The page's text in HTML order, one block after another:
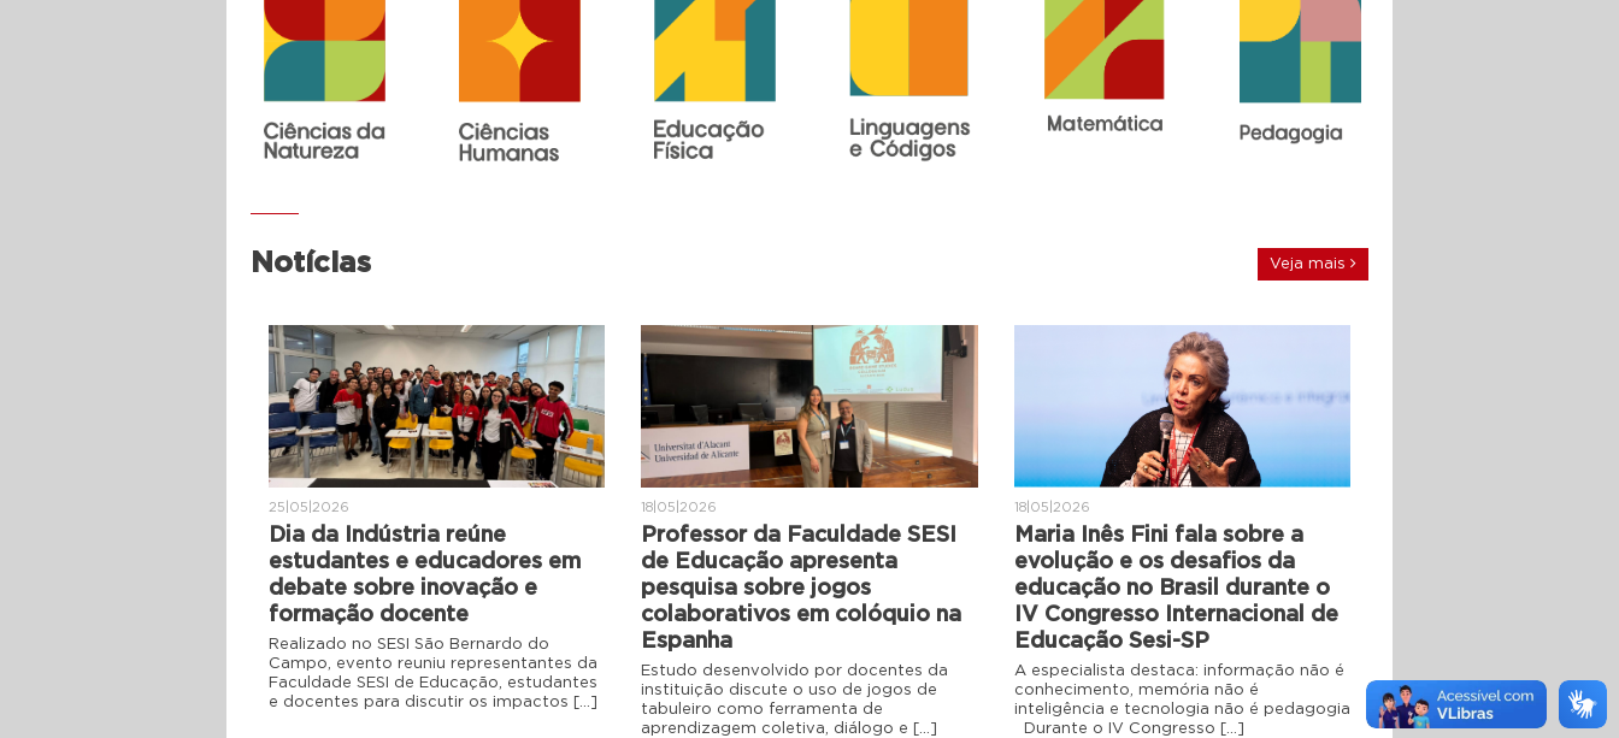
Notícias Veja mais
25|05|2026
Dia da Indústria reúne
estudantes e educadores em
debate sobre inovação e
formação docente
Realizado no SESI São Bernardo do
Campo, evento reuniu representantes da
Faculdade SESI de Educação, estudantes
e docentes para discutir os impactos […]
18|05|2026
Professor da Faculdade SESI
de Educação apresenta
pesquisa sobre jogos
colaborativos em colóquio na
Espanha
Estudo desenvolvido por docentes da
instituição discute o uso de jogos de
tabuleiro como ferramenta de
aprendizagem coletiva, diálogo e […]
18|05|2026
Maria Inês Fini fala sobre a
evolução e os desafios da
educação no Brasil durante o
IV Congresso Internacional de
Educação Sesi-SP
A especialista destaca: informação não é
conhecimento, memória não é
inteligência e tecnologia não é pedagogia
Durante o IV Congresso […]